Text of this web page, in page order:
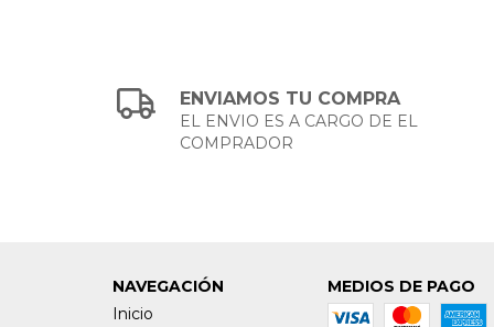
ENVIAMOS TU COMPRA
EL ENVIO ES A CARGO DE EL
COMPRADOR
NAVEGACIÓN
Inicio
MEDIOS DE PAGO